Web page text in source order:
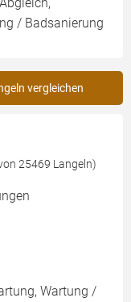
/ Badsanierung
vergleichen
25469 Langeln)
Wartung /